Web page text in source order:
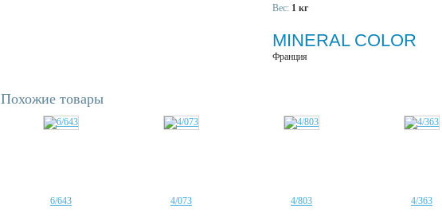
Вес: 1 кг
MINERAL COLOR
Франция
Похожие товары
6/643
4/073
4/803
4/363